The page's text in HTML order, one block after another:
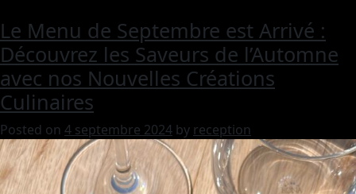
Le Menu de Septembre est Arrivé :
Découvrez les Saveurs de l’Automne
avec nos Nouvelles Créations
Culinaires
Posted on 4 septembre 2024 by reception